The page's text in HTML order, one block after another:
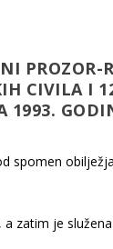
PROZOR-
CIVILA I
1993.
spomen
zatim je